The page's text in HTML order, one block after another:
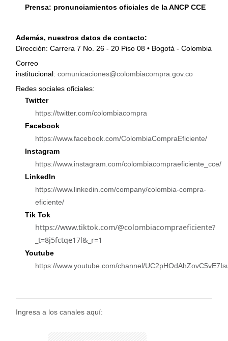
Prensa: pronunciamientos oficiales de la ANCP CCE
Además, nuestros datos de contacto:
Dirección: Carrera 7 No. 26 - 20 Piso 08 • Bogotá - Colombia
Correo
institucional: comunicaciones@colombiacompra.gov.co
Redes sociales oficiales:
Twitter
https://twitter.com/colombiacompra
Facebook
https://www.facebook.com/ColombiaCompraEficiente/
Instagram
https://www.instagram.com/colombiacompraeficiente_cce/
Linkedln
https://www.linkedin.com/company/colombia-compra-
eficiente/
Tik Tok
https://www.tiktok.com/@colombiacompraeficiente?
_t=8j5fctqe17l&_r=1
Youtube
https://www.youtube.com/channel/
Ingresa a los canales aquí: